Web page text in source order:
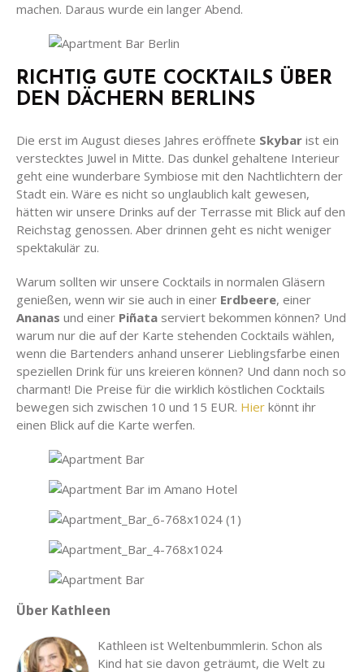
machen. Daraus wurde ein langer Abend.
RICHTIG GUTE COCKTAILS ÜBER
DEN DÄCHERN BERLINS
Die erst im August dieses Jahres eröffnete Skybar ist ein
verstecktes Juwel in Mitte. Das dunkel gehaltene Interieur
geht eine wunderbare Symbiose mit den Nachtlichtern der
Stadt ein. Wäre es nicht so unglaublich kalt gewesen,
hätten wir unsere Drinks auf der Terrasse mit Blick auf den
Reichstag genossen. Aber drinnen geht es nicht weniger
spektakulär zu.
Warum sollten wir unsere Cocktails in normalen Gläsern
genießen, wenn wir sie auch in einer Erdbeere, einer
Ananas und einer Piñata serviert bekommen können? Und
warum nur die auf der Karte stehenden Cocktails wählen,
wenn die Bartenders anhand unserer Lieblingsfarbe einen
speziellen Drink für uns kreieren können? Und dann noch so
charmant! Die Preise für die wirklich köstlichen Cocktails
bewegen sich zwischen 10 und 15 EUR. Hier könnt ihr
einen Blick auf die Karte werfen.
Über Kathleen
Kathleen ist Weltenbummlerin. Schon als
Kind hat sie davon geträumt, die Welt zu